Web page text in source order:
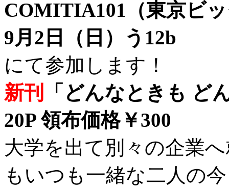
COMITIA101（東京ビ
9月2日（日）う12b
にて参加します！
新刊
「どんなときも ど
20P 領布価格￥300
大学を出て別々の企業
もいつも一緒な二人の